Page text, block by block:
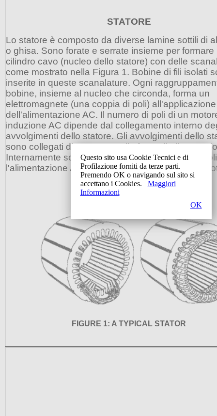
STATORE
Lo statore è composto da diverse lamine sottili di
o ghisa. Sono forate e serrate insieme per formare
cilindro cavo (nucleo dello statore) con delle
come mostrato nella Figura 1. Bobine di fili isolati
inserite in queste scanalature. Ogni
bobine, insieme al nucleo che circonda, forma un
elettromagnete (una coppia di poli) all'applicazione
dell'alimentazione AC. Il numero di poli di un
induzione AC dipende dal collegamento interno
avvolgimenti dello statore. Gli avvolgimenti dello
sono collegati direttamente alla fonte di
Internamente sono collegati in modo tale che,
l'alimentazione AC, si crea un campo magnetico
FIGURE 1: A TYPICAL STATOR
Questo sito usa Cookie Tecnici e di
Profilazione forniti da terze parti.
Premendo OK o navigando sul sito si
accettano i Cookies.
Maggiori
Informazioni
OK